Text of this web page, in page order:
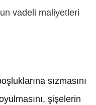
vadeli maliyetleri
sızmasını
şişelerin